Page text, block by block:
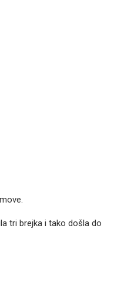
tri brejka i tako došla do